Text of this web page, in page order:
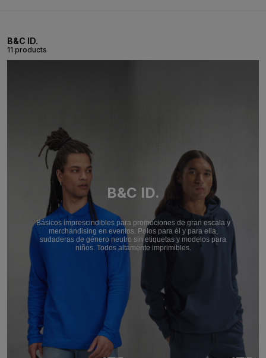
B&C ID.
11 products
B&C ID.
Básicos imprescindibles para promociones de gran escala y
merchandising en eventos. Polos para él y para ella,
sudaderas de género neutro sin etiquetas y modelos para
niños. Todos altamente imprimibles.